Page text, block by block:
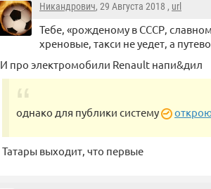
Никандрович, 29 Августа 2018 , url
Тебе, «рожденому в СССР,
хреновые, такси не уедет, а
И про электромобили Renault напи&дил
однако для публики систему
Татары выходит, что первые